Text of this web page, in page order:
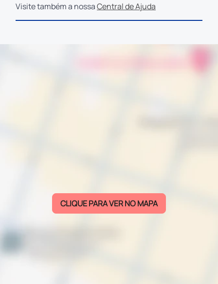
Visite também a nossaCentral de Ajuda
CLIQUE PARA VER NO MAPA